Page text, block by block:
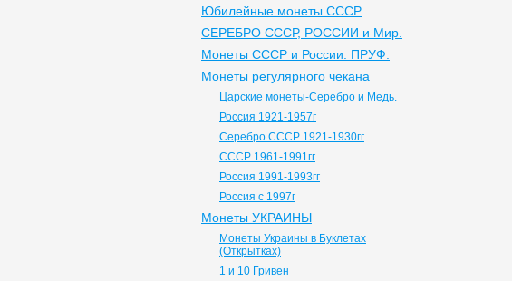
Юбилейные монеты СССР
СЕРЕБРО СССР, РОССИИ и Мир.
Монеты СССР и России. ПРУФ.
Монеты регулярного чекана
Царские монеты-Серебро и Медь.
Россия 1921-1957г
Серебро СССР 1921-1930гг
СССР 1961-1991гг
Россия 1991-1993гг
Россия с 1997г
Монеты УКРАИНЫ
Монеты Украины в Буклетах
(Открытках)
1 и 10 Гривен